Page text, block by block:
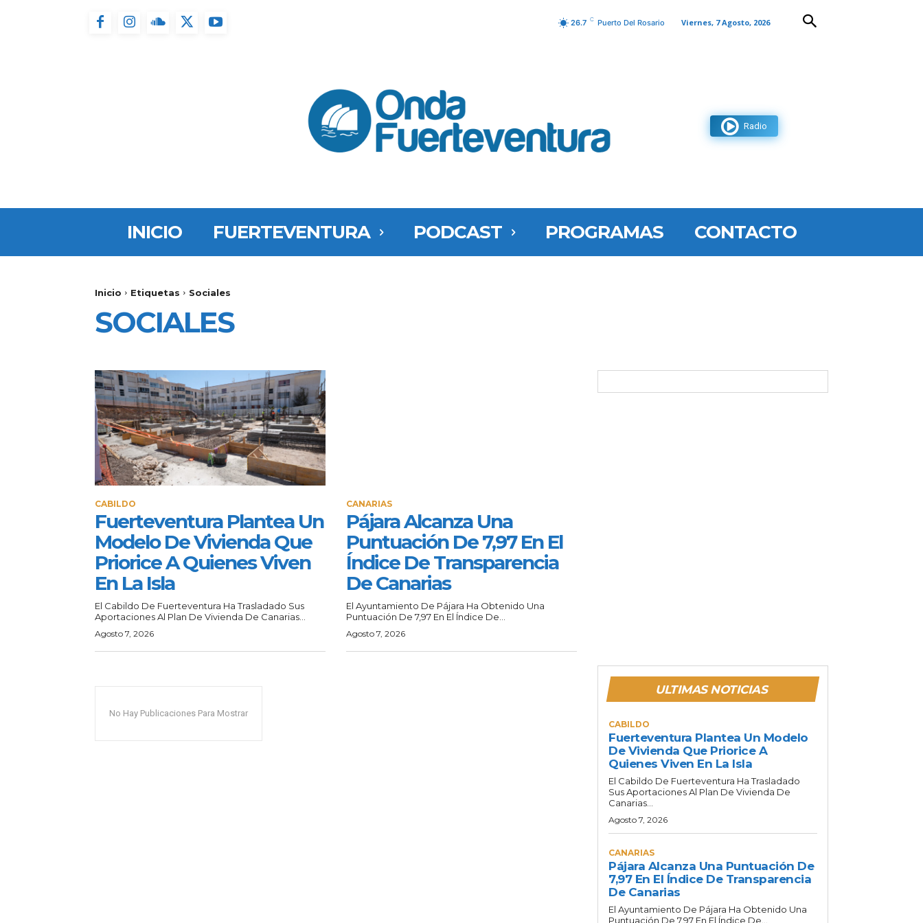
26.7 C Puerto Del Rosario Viernes, 7 Agosto, 2026
Radio
INICIO FUERTEVENTURA PODCAST PROGRAMAS CONTACTO
Inicio Etiquetas Sociales
SOCIALES
CABILDO
Fuerteventura Plantea Un
Modelo De Vivienda Que
Priorice A Quienes Viven
En La Isla
El Cabildo De Fuerteventura Ha Trasladado Sus
Aportaciones Al Plan De Vivienda De Canarias...
Agosto 7, 2026
CANARIAS
Pájara Alcanza Una
Puntuación De 7,97 En El
Índice De Transparencia
De Canarias
El Ayuntamiento De Pájara Ha Obtenido Una
Puntuación De 7,97 En El Índice De...
Agosto 7, 2026
No Hay Publicaciones Para Mostrar
ULTIMAS NOTICIAS
CABILDO
Fuerteventura Plantea Un Modelo
De Vivienda Que Priorice A
Quienes Viven En La Isla
El Cabildo De Fuerteventura Ha Trasladado
Sus Aportaciones Al Plan De Vivienda De
Canarias...
Agosto 7, 2026
CANARIAS
Pájara Alcanza Una Puntuación De
7,97 En El Índice De Transparencia
De Canarias
El Ayuntamiento De Pájara Ha Obtenido Una
Puntuación De 7,97 En El Índice De...